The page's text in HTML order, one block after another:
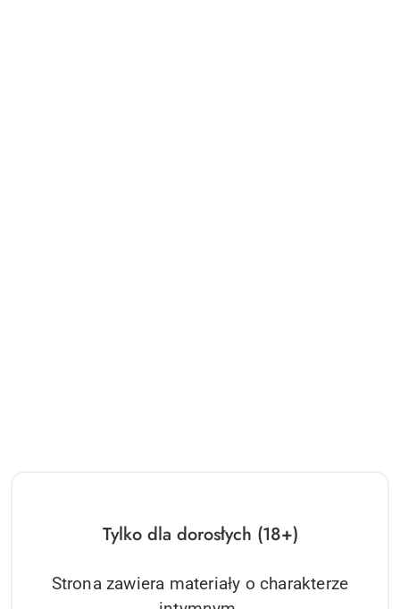
Tylko dla dorosłych (18+)
Strona zawiera materiały o charakterze